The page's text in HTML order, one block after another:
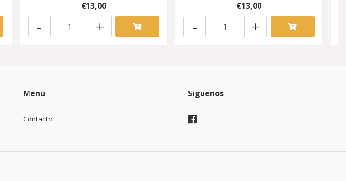
€13,00
+
-
€13,00
+
-
Menú
Contacto
Síguenos